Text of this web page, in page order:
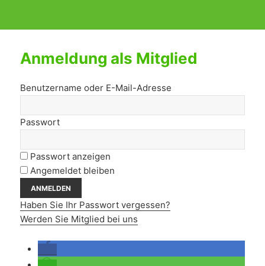
Anmeldung als Mitglied
Benutzername oder E-Mail-Adresse
Passwort
Passwort anzeigen
Angemeldet bleiben
Haben Sie Ihr Passwort vergessen?
Werden Sie Mitglied bei uns